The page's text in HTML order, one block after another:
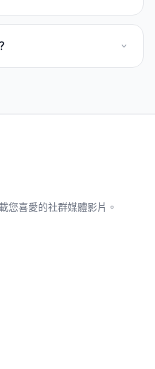
您喜愛的社群媒體影片。